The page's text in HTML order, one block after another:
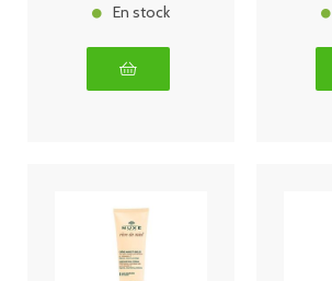
En stock